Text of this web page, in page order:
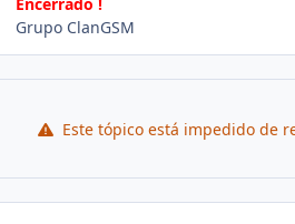
Grupo ClanGSM
Este tópico está impedido de